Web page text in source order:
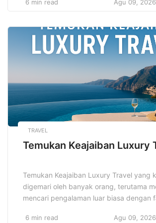
memberikan ruang bagi inovasi, di mana
dengan kebutuhan konsumen, seperti
dan praktis. Makanan beku sangat
kemudahannya dalam penyimpanan
6 min read Agu 09, 2026
TRAVEL
Temukan Keajaiban Luxury
Temukan Keajaiban Luxury Travel yang
digemari oleh banyak orang, terutama
mencari pengalaman luar biasa dengan
kenyamanan dan kualitas adalah
6 min read Agu 09, 2026